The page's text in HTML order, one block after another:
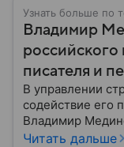
Узнать больше по
Владимир
российского
писателя и
В управлении
содействие его
Владимир
советника по
Читать дальше